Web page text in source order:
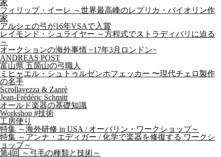
家
フィリップ・イーレ ～世界最高峰のレプリカ・バイオリン作
家
アルシェの弓が16年VSAで入賞
レイモンド・シュライヤー ～方程式でストラディバリに迫る
～
オークションの海外事情 ~17年3月ロンドン~
ANDREAS POST
富山県 五箇山の弓職人
ミヒャエル・シュトゥルゼンホフェッカー 〜現代チェロ製作
の名手
Scrollavezza & Zanrè
Jean-Frédéric Schmitt
オールド楽器の基礎知識
Workshop #技術
工房便り
特集 ～海外研修 in USA / オーバリン・ワークショップ～
特集 ～アンナ・エディガー / 化学で楽器を修復する ワークシ
ョップ～
第4回 ～弓毛の種類と技術～